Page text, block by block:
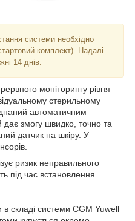
системи необхідно
комплект). Надалі
14 днів.
моніторингу рівня
стерильному
автоматичним
змогу швидко, точно та
датчик на шкіру. У
ризик неправильного
під час встановлення.
в складі системи CGM Yuwell